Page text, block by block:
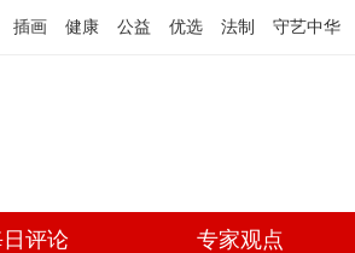
插画 健康 公益 优选 法制 守艺中华
评论 专家观点